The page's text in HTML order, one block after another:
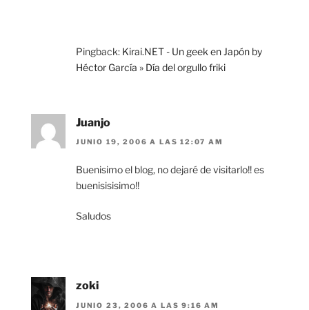
Pingback: Kirai.NET - Un geek en Japón by
Héctor García » Día del orgullo friki
Juanjo
JUNIO 19, 2006 A LAS 12:07 AM
Buenisimo el blog, no dejaré de visitarlo!! es
buenisisisimo!!
Saludos
zoki
JUNIO 23, 2006 A LAS 9:16 AM